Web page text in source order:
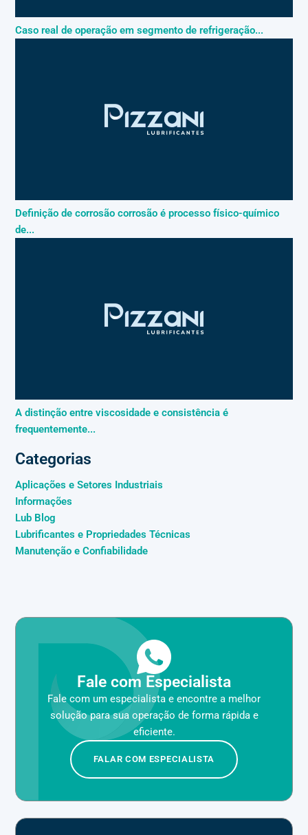
Caso real de operação em segmento de refrigeração...
Definição de corrosão corrosão é processo físico-químico
de...
A distinção entre viscosidade e consistência é
frequentemente...
Categorias
Aplicações e Setores Industriais
Informações
Lub Blog
Lubrificantes e Propriedades Técnicas
Manutenção e Confiabilidade
Fale com Especialista
Fale com um especialista e encontre a melhor
solução para sua operação de forma rápida e
eficiente.
FALAR COM ESPECIALISTA